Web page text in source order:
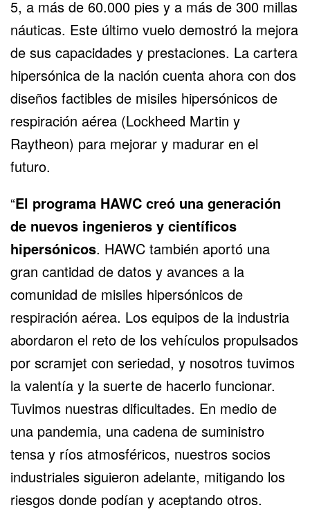
5, a más de 60.000 pies y a más de 300 millas
náuticas. Este último vuelo demostró la mejora
de sus capacidades y prestaciones. La cartera
hipersónica de la nación cuenta ahora con dos
diseños factibles de misiles hipersónicos de
respiración aérea (Lockheed Martin y
Raytheon) para mejorar y madurar en el
futuro.
“El programa HAWC creó una generación
de nuevos ingenieros y científicos
hipersónicos. HAWC también aportó una
gran cantidad de datos y avances a la
comunidad de misiles hipersónicos de
respiración aérea. Los equipos de la industria
abordaron el reto de los vehículos propulsados
por scramjet con seriedad, y nosotros tuvimos
la valentía y la suerte de hacerlo funcionar.
Tuvimos nuestras dificultades. En medio de
una pandemia, una cadena de suministro
tensa y ríos atmosféricos, nuestros socios
industriales siguieron adelante, mitigando los
riesgos donde podían y aceptando otros.